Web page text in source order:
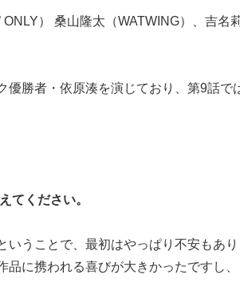
） 桑山隆太（WATWING）、吉名
勝者・依原湊を演じており、第9話で
てください。
うことで、最初はやっぱり不安もあ
に携われる喜びが大きかったですし